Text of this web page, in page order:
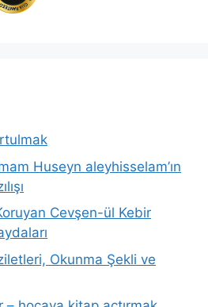
Huseyn aleyhisselam’ın
Cevşen-ül Kebir
Okunma Şekli ve